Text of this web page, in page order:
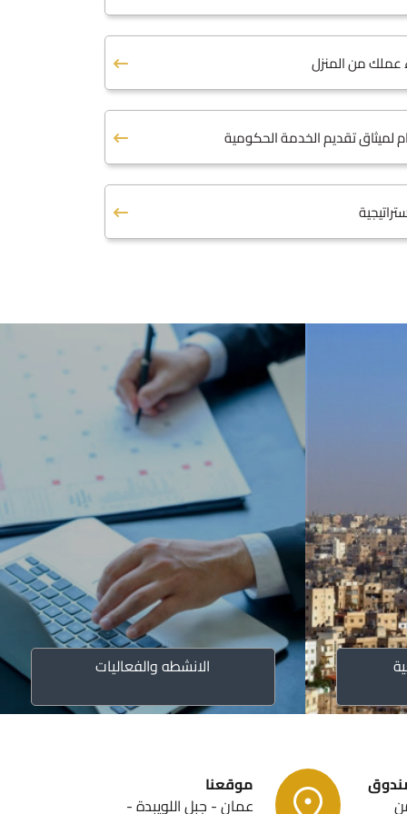
عملك من المنزل
لميثاق تقديم الخدمة الحكومية
لميثاق تقديم الخدمة الحكومية
الإقتصادي الأردني 2018 - 2022 الانشطه والفعاليات
موقعنا
عمان - جبل اللويبدة -